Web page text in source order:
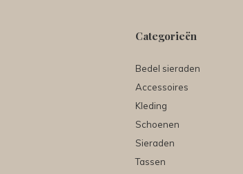
Categorieën
Bedel sieraden
Accessoires
Kleding
Schoenen
Sieraden
Tassen